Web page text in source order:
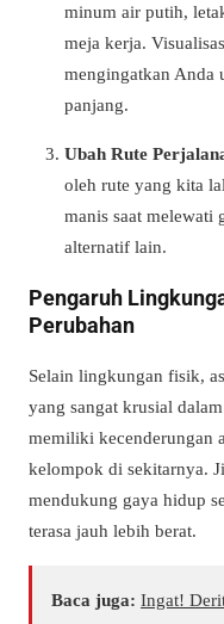
minum air putih,
meja kerja.
mengingatkan Anda
panjang.
Ubah Rute
oleh rute yang kita
manis saat melewati
alternatif lain.
Pengaruh
Perubahan
Selain lingkungan fisik,
yang sangat krusial
memiliki kecenderungan
kelompok di sekitarnya.
mendukung gaya hidup
terasa jauh lebih berat.
Baca juga: Ingat!